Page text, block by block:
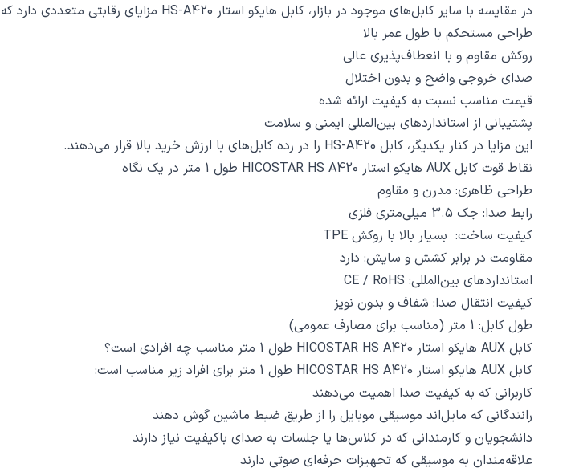
در مقایسه با سایر کابل‌های موجود در بازار، کابل هایکو استار HS-A420 مزایای رقابتی متعددی دارد که از جمله مهم‌ترین آن‌ها می‌توان به موارد زیر اشاره کرد:
طراحی مستحکم با طول عمر بالا
روکش مقاوم و با انعطاف‌پذیری عالی
صدای خروجی واضح و بدون اختلال
قیمت مناسب نسبت به کیفیت ارائه شده
پشتیبانی از استانداردهای بین‌المللی ایمنی و سلامت
این مزایا در کنار یکدیگر، کابل HS-A420 را در رده کابل‌های با ارزش خرید بالا قرار می‌دهند.
نقاط قوت کابل AUX هایکو استار HICOSTAR HS A420 طول 1 متر در یک نگاه
طراحی ظاهری: مدرن و مقاوم
رابط صدا: جک 3.5 میلی‌متری فلزی
کیفیت ساخت: بسیار بالا با روکش TPE
مقاومت در برابر کشش و سایش: دارد
استانداردهای بین‌المللی: CE / RoHS
کیفیت انتقال صدا: شفاف و بدون نویز
طول کابل: 1 متر (مناسب برای مصارف عمومی)
کابل AUX هایکو استار HICOSTAR HS A420 طول 1 متر مناسب چه افرادی است؟
کابل AUX هایکو استار HICOSTAR HS A420 طول 1 متر برای افراد زیر مناسب است:
کاربرانی که به کیفیت صدا اهمیت می‌دهند
رانندگانی که مایل‌اند موسیقی موبایل را از طریق ضبط ماشین گوش دهند
دانشجویان و کارمندانی که در کلاس‌ها یا جلسات به صدای باکیفیت نیاز دارند
علاقه‌مندان به موسیقی که تجهیزات حرفه‌ای صوتی دارند